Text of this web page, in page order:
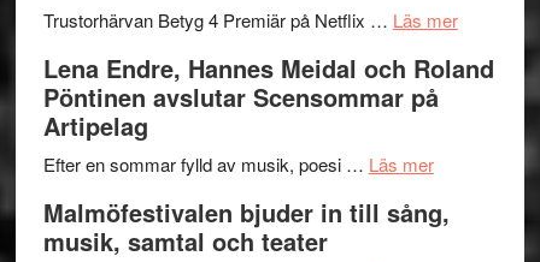
lättsam
2026
I
Delvis
genrens
terräng
Trustorhärvan Betyg 4 Premiär på Netflix … Läs merom
Lena Endre, Hannes Meidal och Roland
Pöntinen avslutar Scensommar på
Artipelag
Efter en sommar fylld av musik, poesi … Läs merom
Endre,
Malmöfestivalen bjuder in till sång,
musik, samtal och teater